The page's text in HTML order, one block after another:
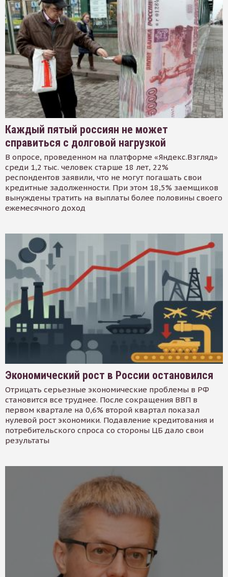
Каждый пятый россиян не может
справиться с долговой нагрузкой
В опросе, проведенном на платформе «Яндекс.Взгляд»
среди 1,2 тыс. человек старше 18 лет, 22%
респондентов заявили, что не могут погашать свои
кредитные задолженности. При этом 18,5% заемщиков
вынуждены тратить на выплаты более половины своего
ежемесячного доход
Экономический рост в России остановился
Отрицать серьезные экономические проблемы в РФ
становится все труднее. После сокращения ВВП в
первом квартале на 0,6% второй квартал показал
нулевой рост экономики. Подавление кредитования и
потребительского спроса со стороны ЦБ дало свои
результаты